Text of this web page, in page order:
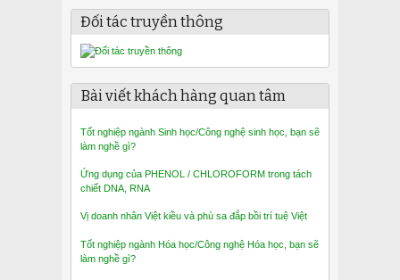
Đối tác truyền thông
Bài viết khách hàng quan tâm
Tốt nghiệp ngành Sinh học/Công nghệ sinh học, bạn sẽ
làm nghề gì?
Ứng dụng của PHENOL / CHLOROFORM trong tách
chiết DNA, RNA
Vị doanh nhân Việt kiều và phù sa đắp bồi trí tuệ Việt
Tốt nghiệp ngành Hóa học/Công nghệ Hóa học, bạn sẽ
làm nghề gì?